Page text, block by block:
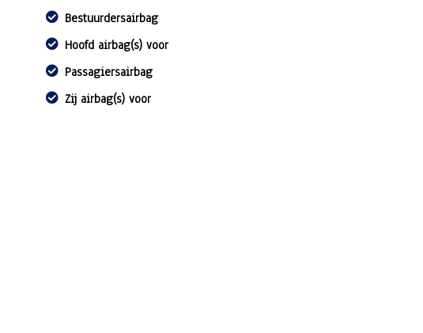
Bestuurdersairbag
Hoofd airbag(s) voor
Passagiersairbag
Zij airbag(s) voor